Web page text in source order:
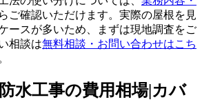
ご確認いただけます。実際の屋根を見
ースが多いため、まずは現地調査をご
相談は無料相談・お問い合わせはこち
水工事の費用相場|カバ